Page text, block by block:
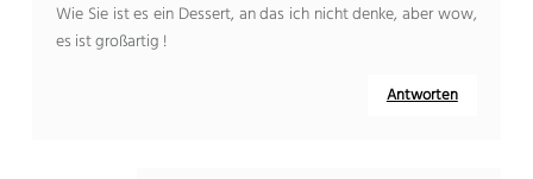
Wie Sie ist es ein Dessert, an das ich nicht denke, aber wow,
es ist großartig !
Antworten